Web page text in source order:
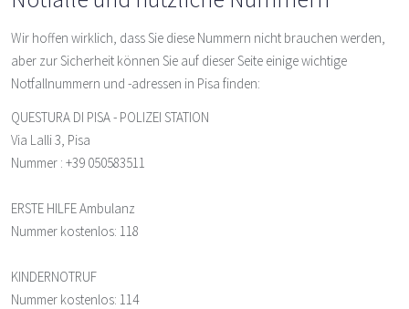
Wir hoffen wirklich, dass Sie diese Nummern nicht brauchen werden,
aber zur Sicherheit können Sie auf dieser Seite einige wichtige
Notfallnummern und -adressen in Pisa finden:
QUESTURA DI PISA - POLIZEI STATION
Via Lalli 3, Pisa
Nummer : +39 050583511
ERSTE HILFE Ambulanz
Nummer kostenlos: 118
KINDERNOTRUF
Nummer kostenlos: 114